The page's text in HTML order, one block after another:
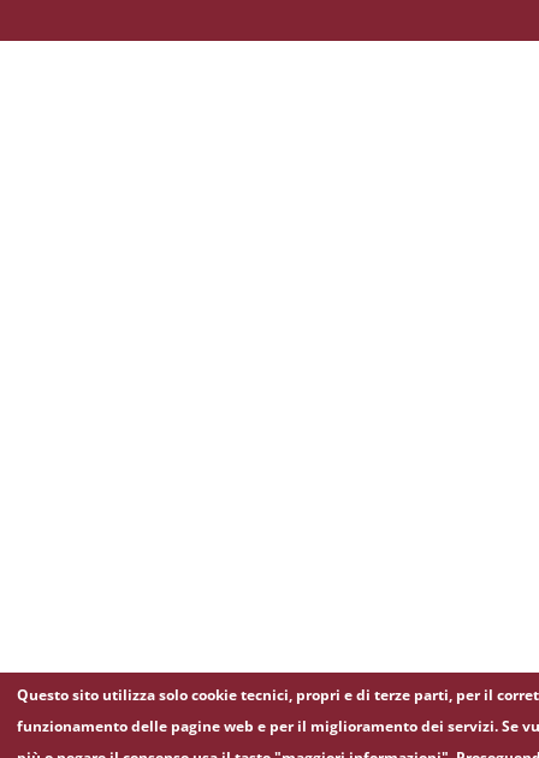
Questo sito utilizza solo cookie tecnici, propri e di terze parti, per il
funzionamento delle pagine web e per il miglioramento dei servizi. Se